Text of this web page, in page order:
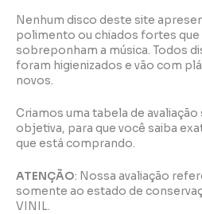
Nenhum disco deste site
polimento ou chiados fortes que
sobreponham a música. Todos
foram higienizados e vão com
novos.
Criamos uma tabela de avaliação
objetiva, para que você saiba
que está comprando.
ATENÇÃO: Nossa avaliação
somente ao estado de
VINIL.